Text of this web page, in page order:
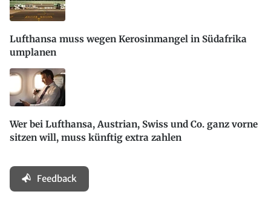
Lufthansa muss wegen Kerosinmangel in Südafrika
umplanen
Wer bei Lufthansa, Austrian, Swiss und Co. ganz vorne
sitzen will, muss künftig extra zahlen
Feedback